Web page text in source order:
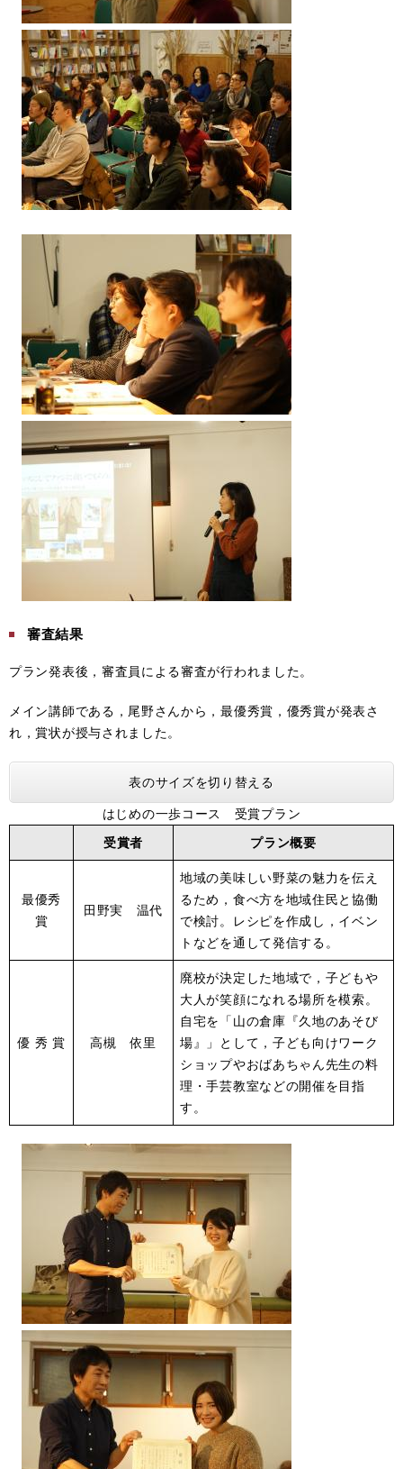
審査結果
プラン発表後，審査員による審査が行われました。
メイン講師である，尾野さんから，最優秀賞，優秀賞が発表さ
れ，賞状が授与されました。
表のサイズを切り替える
はじめの一歩コース 受賞プラン
受賞者
プラン概要
最優秀
賞
田野実 温代
地域の美味しい野菜の魅力を伝え
るため，食べ方を地域住民と協働
で検討。レシピを作成し，イベン
トなどを通して発信する。
優 秀 賞 高槻 依里
廃校が決定した地域で，子どもや
大人が笑顔になれる場所を模索。
自宅を「山の倉庫『久地のあそび
場』」として，子ども向けワーク
ショップやおばあちゃん先生の料
理・手芸教室などの開催を目指
す。